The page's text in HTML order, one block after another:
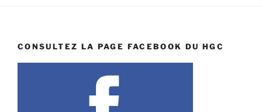
CONSULTEZ LA PAGE FACEBOOK DU HGC